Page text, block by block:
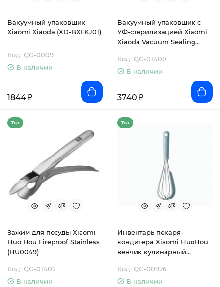
Вакуумный упаковщик
Xiaomi Xiaoda (XD-BXFKJ01)
Код: QG-00091
В наличии-
1844 ₽
Вакуумный упаковщик с
УФ-стерилизацией Xiaomi
Xiaoda Vacuum Sealing
Код: QG-01400
В наличии-
3740 ₽
Top
Зажим для посуды Xiaomi
Huo Hou Fireproof Stainless
(HU0049)
Код: QG-01402
В наличии-
Top
Инвентарь пекаря-
кондитера Xiaomi HuoHou
венчик кулинарный
Код: QG-00926
В наличии-